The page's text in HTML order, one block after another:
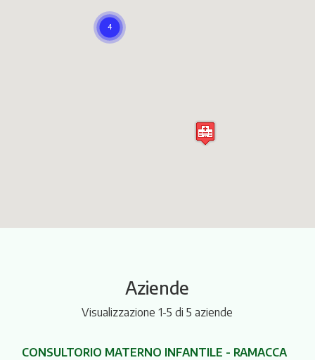
Aziende
Visualizzazione 1-5 di 5 aziende
CONSULTORIO MATERNO INFANTILE - RAMACCA